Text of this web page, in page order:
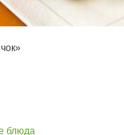
блюда